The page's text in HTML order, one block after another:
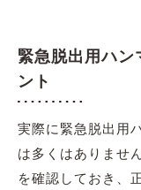
緊急脱出用ハン
ント
実際に緊急脱出用
は多くはありませ
を確認しておき、